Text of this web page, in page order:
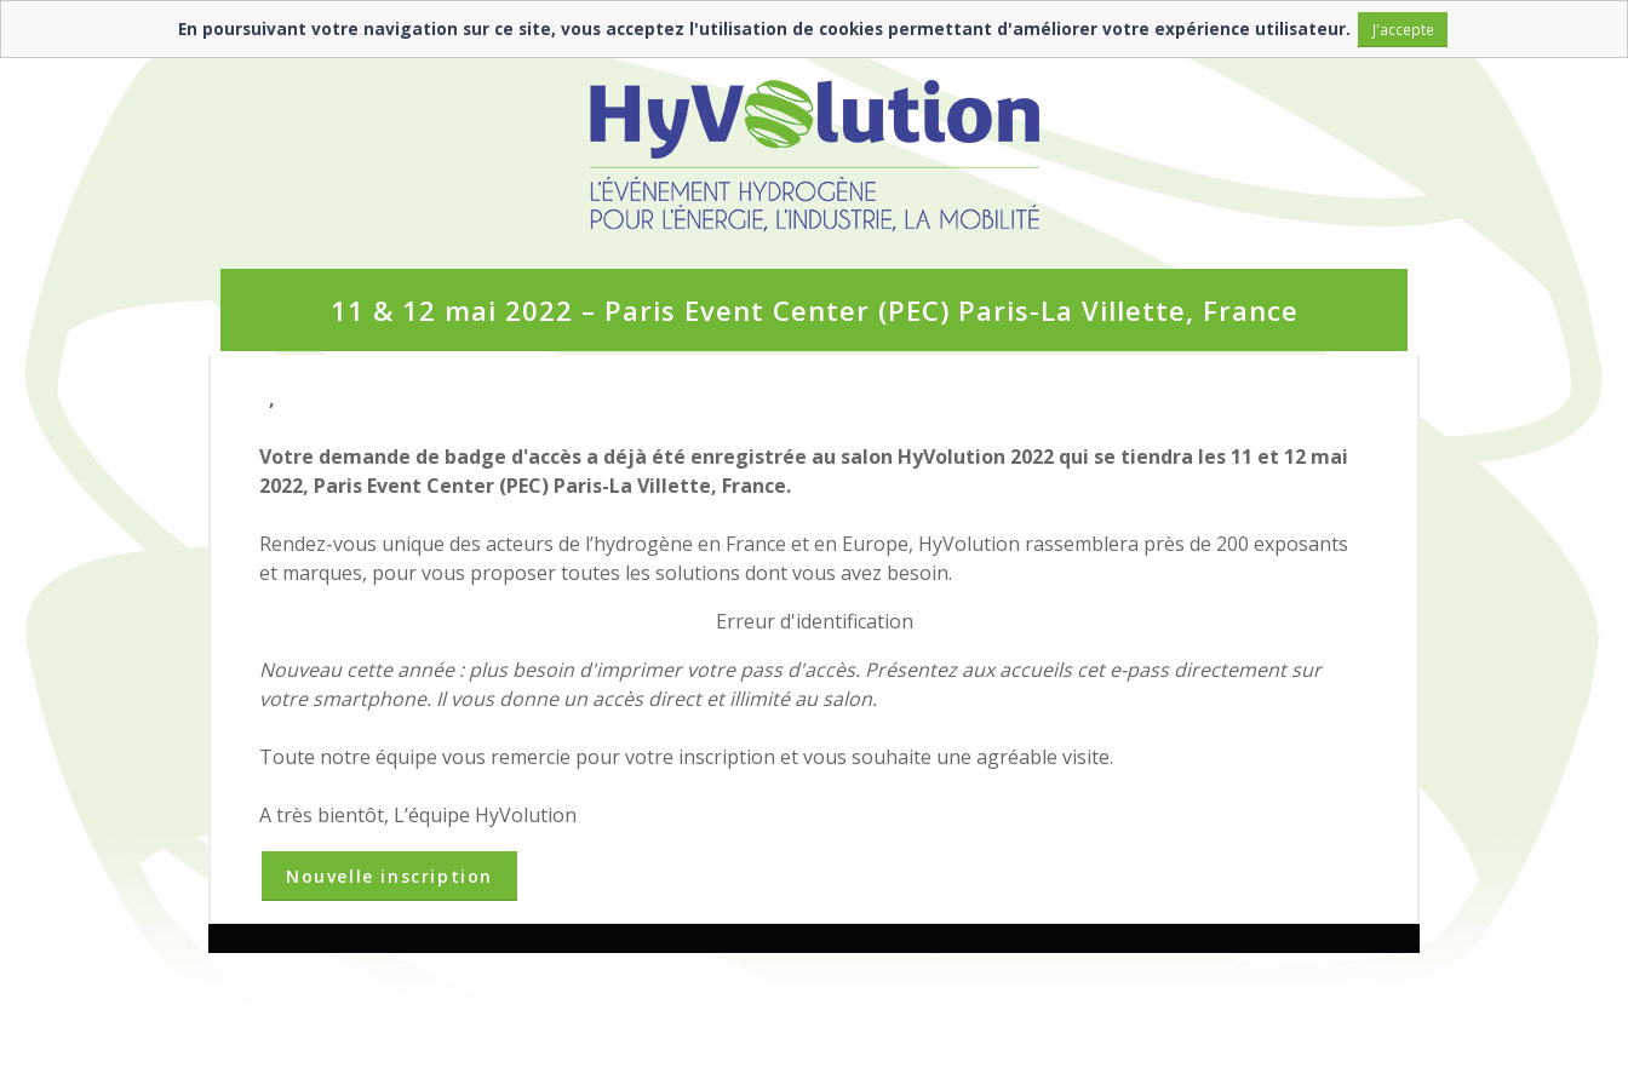
11 & 12 mai 2022 – Paris Event Center (PEC) Paris-La Villette, France
,
Votre demande de badge d'accès a déjà été enregistrée au salon HyVolution 2022 qui se tiendra les 11 et 12 mai
2022, Paris Event Center (PEC) Paris-La Villette, France.
Rendez-vous unique des acteurs de l’hydrogène en France et en Europe, HyVolution rassemblera près de 200 exposants
et marques, pour vous proposer toutes les solutions dont vous avez besoin.
Erreur d'identification
Nouveau cette année : plus besoin d'imprimer votre pass d'accès. Présentez aux accueils cet e-pass directement sur
votre smartphone. Il vous donne un accès direct et illimité au salon.
Toute notre équipe vous remercie pour votre inscription et vous souhaite une agréable visite.
A très bientôt, L’équipe HyVolution
Nouvelle inscription
En poursuivant votre navigation sur ce site, vous acceptez l'utilisation de cookies permettant d'améliorer votre expérience utilisateur. J'accepte